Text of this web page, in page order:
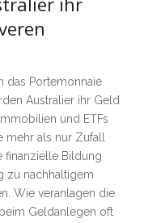
das Portemonnaie
Australier ihr Geld
und ETFs
mehr als nur Zufall
finanzielle Bildung
zu nachhaltigem
Wie veranlagen die
Geldanlegen oft